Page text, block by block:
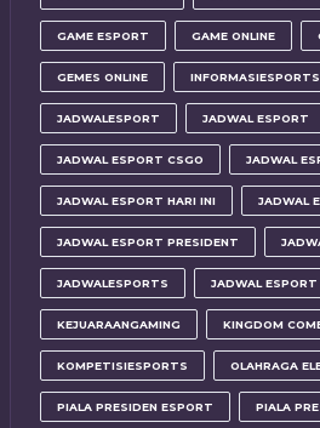
GAME ESPORT GAME ONLINE
GEMES ONLINE INFORMASIESPORTS
JADWALESPORT JADWAL ESPORT
JADWAL ESPORT CSGO JADWAL
JADWAL ESPORT HARI INI JADWAL
JADWAL ESPORT PRESIDENT
JADWALESPORTS JADWAL
KEJUARAANGAMING KINGDOM
KOMPETISIESPORTS OLAHRAGA
PIALA PRESIDEN ESPORT PIALA